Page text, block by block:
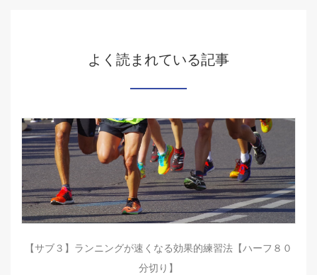
よく読まれている記事
【サブ３】ランニングが速くなる効果的練習法【ハーフ８０
分切り】